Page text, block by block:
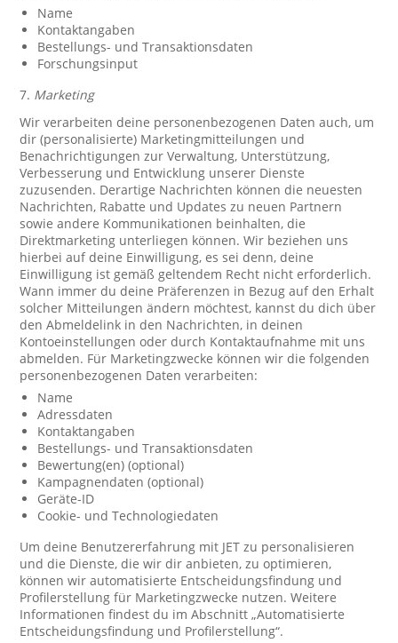
Name
Kontaktangaben
Bestellungs- und Transaktionsdaten
Forschungsinput
7. Marketing
Wir verarbeiten deine personenbezogenen Daten auch, um
dir (personalisierte) Marketingmitteilungen und
Benachrichtigungen zur Verwaltung, Unterstützung,
Verbesserung und Entwicklung unserer Dienste
zuzusenden. Derartige Nachrichten können die neuesten
Nachrichten, Rabatte und Updates zu neuen Partnern
sowie andere Kommunikationen beinhalten, die
Direktmarketing unterliegen können. Wir beziehen uns
hierbei auf deine Einwilligung, es sei denn, deine
Einwilligung ist gemäß geltendem Recht nicht erforderlich.
Wann immer du deine Präferenzen in Bezug auf den Erhalt
solcher Mitteilungen ändern möchtest, kannst du dich über
den Abmeldelink in den Nachrichten, in deinen
Kontoeinstellungen oder durch Kontaktaufnahme mit uns
abmelden. Für Marketingzwecke können wir die folgenden
personenbezogenen Daten verarbeiten:
Name
Adressdaten
Kontaktangaben
Bestellungs- und Transaktionsdaten
Bewertung(en) (optional)
Kampagnendaten (optional)
Geräte-ID
Cookie- und Technologiedaten
Um deine Benutzererfahrung mit JET zu personalisieren
und die Dienste, die wir dir anbieten, zu optimieren,
können wir automatisierte Entscheidungsfindung und
Profilerstellung für Marketingzwecke nutzen. Weitere
Informationen findest du im Abschnitt „Automatisierte
Entscheidungsfindung und Profilerstellung“.